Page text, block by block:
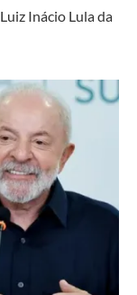
Luiz Inácio Lula da